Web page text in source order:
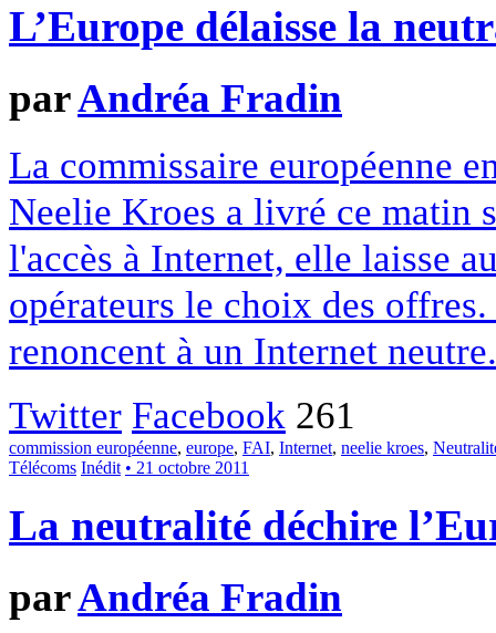
L’Europe délaisse la
parAndréa Fradin
La commissaire européenne
Neelie Kroes a livré ce matin
l'accès à Internet, elle laisse
opérateurs le choix des
renoncent à un Internet neutre.
Twitter Facebook 261
commission européenne, europe, FAI, Internet, neelie kroes,
Télécoms Inédit • 21 octobre 2011
La neutralité déchire
parAndréa Fradin